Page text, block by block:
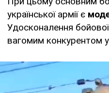
української армії є
Удосконалення
вагомим конкурентом у